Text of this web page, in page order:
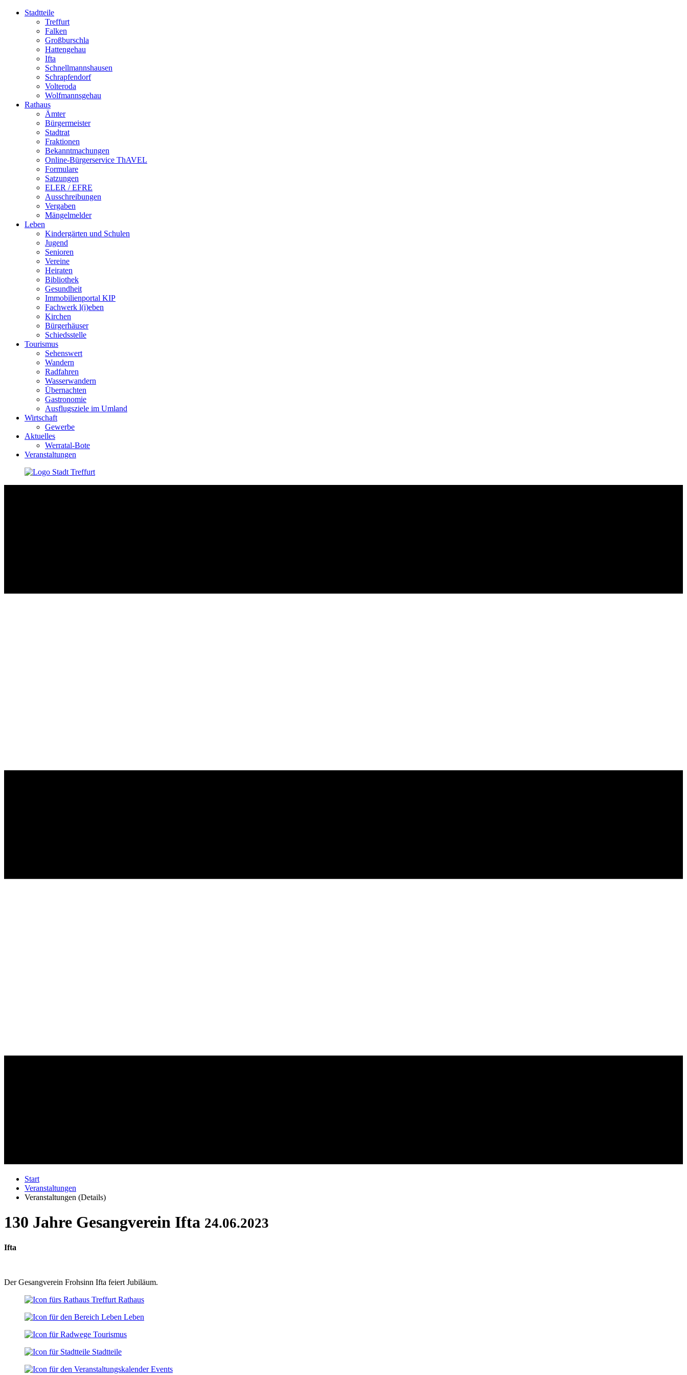
Stadtteile
Treffurt
Falken
Großburschla
Hattengehau
Ifta
Schnellmannshausen
Schrapfendorf
Volteroda
Wolfmannsgehau
Rathaus
Ämter
Bürgermeister
Stadtrat
Fraktionen
Bekanntmachungen
Online-Bürgerservice ThAVEL
Formulare
Satzungen
ELER / EFRE
Ausschreibungen
Vergaben
Mängelmelder
Leben
Kindergärten und Schulen
Jugend
Senioren
Vereine
Heiraten
Bibliothek
Gesundheit
Immobilienportal KIP
Fachwerk l(i)eben
Kirchen
Bürgerhäuser
Schiedsstelle
Tourismus
Sehenswert
Wandern
Radfahren
Wasserwandern
Übernachten
Gastronomie
Ausflugsziele im Umland
Wirtschaft
Gewerbe
Aktuelles
Werratal-Bote
Veranstaltungen
Start
Veranstaltungen
Veranstaltungen (Details)
130 Jahre Gesangverein Ifta 24.06.2023
Ifta
Der Gesangverein Frohsinn Ifta feiert Jubiläum.
Rathaus
Leben
Tourismus
Stadtteile
Events